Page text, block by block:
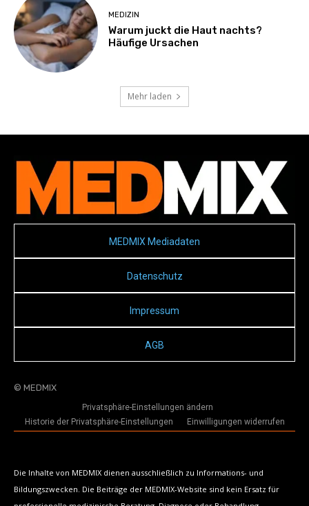
MEDIZIN
Warum juckt die Haut nachts?
Häufige Ursachen
Mehr laden
MEDMIX Mediadaten
Datenschutz
Impressum
AGB
© MEDMIX
Privatsphäre-Einstellungen ändern
Historie der Privatsphäre-Einstellungen
Einwilligungen widerrufen
Die Inhalte von MEDMIX dienen ausschließlich zu Informations- und
Bildungszwecken. Die Beiträge der MEDMIX-Website sind kein Ersatz für